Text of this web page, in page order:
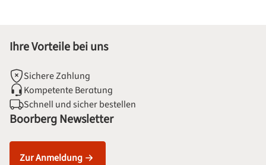
Ihre Vorteile bei uns
Sichere Zahlung
Kompetente Beratung
Schnell und sicher bestellen
Boorberg Newsletter
Zur Anmeldung